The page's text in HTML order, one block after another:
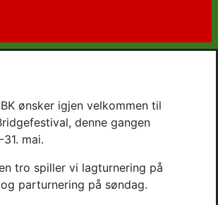
ønsker igjen velkommen til
denne gangen
mai.
tro spiller vi lagturnering på
parturnering på søndag.